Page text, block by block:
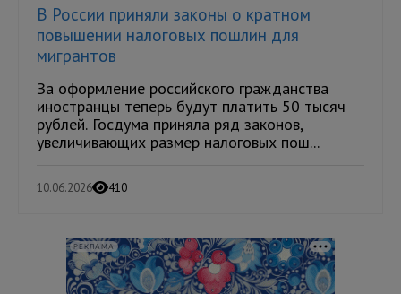
В России приняли законы о кратном
повышении налоговых пошлин для
мигрантов
За оформление российского гражданства
иностранцы теперь будут платить 50 тысяч
рублей. Госдума приняла ряд законов,
увеличивающих размер налоговых пош...
10.06.2026 410
РЕКЛАМА